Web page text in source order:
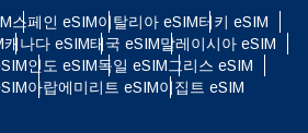
스페인 eSIM이탈리아 eSIM터키 eSIM
캐나다 eSIM태국 eSIM말레이시아 eSIM
인도 eSIM독일 eSIM그리스 eSIM
아랍에미리트 eSIM이집트 eSIM